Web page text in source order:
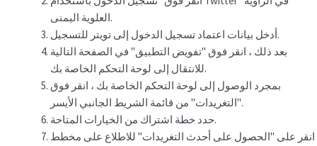
العلوية اليمنى.
أدخل بيانات اعتماد تسجيل الدخول إلى تويتر للتسجيل.
بعد ذلك ، انقر فوق "تفويض التطبيق" في الصفحة التالية
للانتقال إلى لوحة التحكم الخاصة بك.
بمجرد الوصول إلى لوحة التحكم الخاصة بك ، انقر فوق
"التغريدات" من قائمة الشريط الجانبي الأيسر.
حدد خطة اشتراك من الخيارات المتاحة.
انقر على "الحصول على أحدث التغريدات" للاطلاع على مخطط